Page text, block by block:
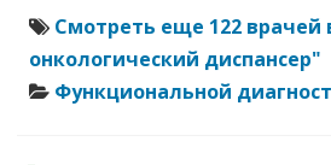
Смотреть еще 122 врачей
онкологический диспансер"
Функциональной